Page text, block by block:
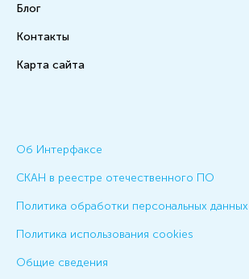
Блог
Контакты
Карта сайта
Об Интерфаксе
СКАН в реестре отечественного ПО
Политика обработки персональных данных
Политика использования cookies
Общие сведения